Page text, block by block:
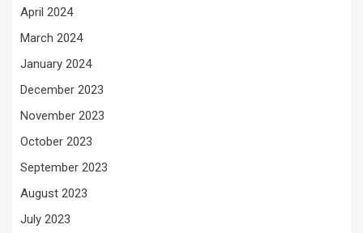
April 2024
March 2024
January 2024
December 2023
November 2023
October 2023
September 2023
August 2023
July 2023